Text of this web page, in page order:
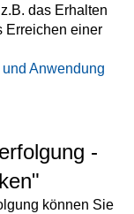
das Erhalten
Erreichen einer
Anwendung
-
können Sie